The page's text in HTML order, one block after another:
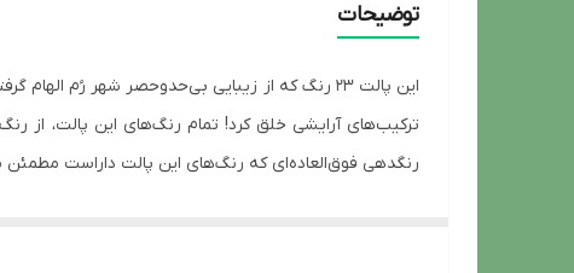
توضیحات
این پالت ۲۳ رنگ که از زیبایی بی‌حدوحصر شهر رُم
ترکیب‌های آرایشی خلق کرد! تمام رنگ‌های این پالت، از
رنگدهی فوق‌العاده‌‌ای که رنگ‌های این پالت داراست مطمئن